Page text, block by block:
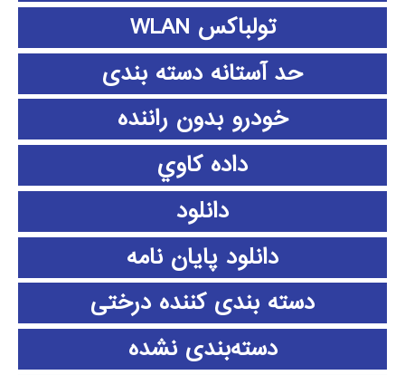
تولباکس WLAN
حد آستانه دسته بندی
خودرو بدون راننده
داده كاوي
دانلود
دانلود پايان نامه
دسته بندی کننده درختی
دسته‌بندی نشده